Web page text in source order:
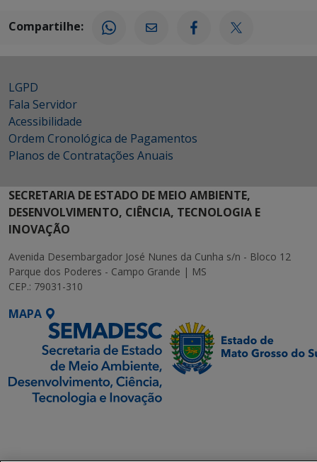
Compartilhe:
LGPD
Fala Servidor
Acessibilidade
Ordem Cronológica de Pagamentos
Planos de Contratações Anuais
SECRETARIA DE ESTADO DE MEIO AMBIENTE,
DESENVOLVIMENTO, CIÊNCIA, TECNOLOGIA E
INOVAÇÃO
Avenida Desembargador José Nunes da Cunha s/n - Bloco 12
Parque dos Poderes - Campo Grande | MS
CEP.: 79031-310
MAPA
Transformação Digital